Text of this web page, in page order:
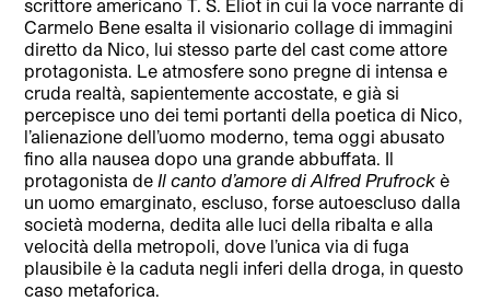
scrittore americano T. S. Eliot in cui la voce narrante di
Carmelo Bene esalta il visionario collage di immagini
diretto da Nico, lui stesso parte del cast come attore
protagonista. Le atmosfere sono pregne di intensa e
cruda realtà, sapientemente accostate, e già si
percepisce uno dei temi portanti della poetica di Nico,
l’alienazione dell’uomo moderno, tema oggi abusato
fino alla nausea dopo una grande abbuffata. Il
protagonista de Il canto d’amore di Alfred Prufrockè
un uomo emarginato, escluso, forse autoescluso dalla
società moderna, dedita alle luci della ribalta e alla
velocità della metropoli, dove l’unica via di fuga
plausibile è la caduta negli inferi della droga, in questo
caso metaforica.